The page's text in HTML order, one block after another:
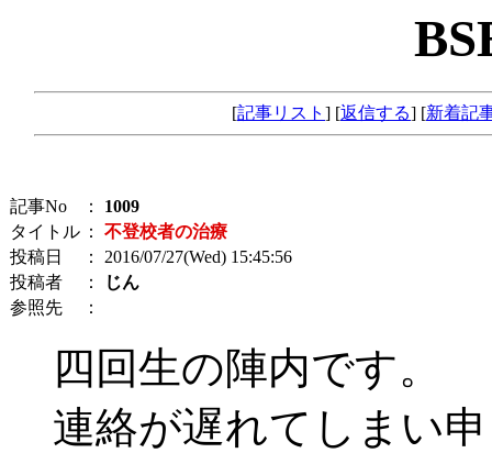
[記事リスト ] [返信する] [新着記
記事No ： 1009
タイトル ： 不登校者の治療
投稿日
： 2016/07/27(Wed) 15:45:56
投稿者
：
じん
参照先
：
四回生の陣内です。
連絡が遅れてしまい